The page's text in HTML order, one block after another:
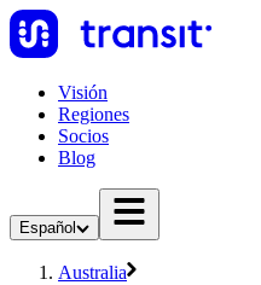
Visión
Regiones
Socios
Blog
Español
Australia